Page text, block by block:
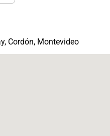
Cordón, Montevideo